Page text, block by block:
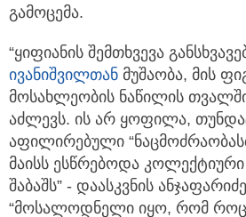
გამოცემა.
“ყიფიანის შემთხვევა
ივანიშვილთან მუშაობა, მის
მოსახლეობის ნაწილის
აძლევს. ის არ ყოფილა,
აფილირებული
მაისს ესწრებოდა კოლექტიური
შაბაშს” - დაასკვნის
“მოსალოდნელი იყო, რომ